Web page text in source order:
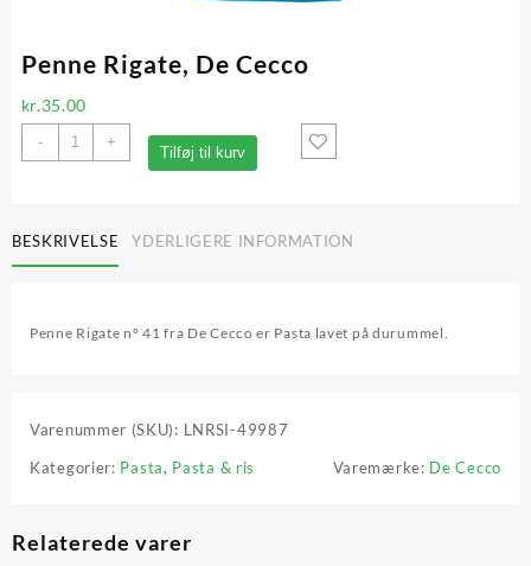
Penne Rigate, De Cecco
kr.35.00
-
Penne
Rigate,
antal
+
Tilføj til kurv
BESKRIVELSE YDERLIGERE INFORMATION
Penne Rigate n° 41 fra De Cecco er Pasta lavet på durummel.
Varenummer (SKU): LNRSI-49987
Kategorier: Pasta, Pasta & ris Varemærke: De Cecco
Relaterede varer